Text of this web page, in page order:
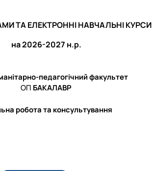
ТА ЕЛЕКТРОННІ НАВЧАЛЬНІ КУРСИ
на 2026-2027 н.р.
педагогічний факультет
ОП БАКАЛАВР
робота та консультування